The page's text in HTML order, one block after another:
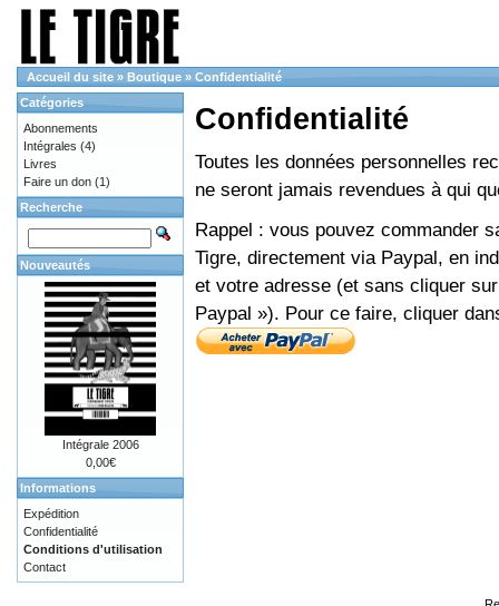
Accueil du site » Boutique » Confidentialité
Confidentialité
Toutes les données personnelles
ne seront jamais revendues à qui
Rappel : vous pouvez commander
Tigre, directement via Paypal, en
et votre adresse (et sans cliquer
Paypal »). Pour ce faire, cliquer
Catégories
Abonnements
Intégrales (4)
Livres
Faire un don (1)
Recherche
Nouveautés
Intégrale 2006
0,00€
Informations
Expédition
Confidentialité
Conditions d'utilisation
Contact